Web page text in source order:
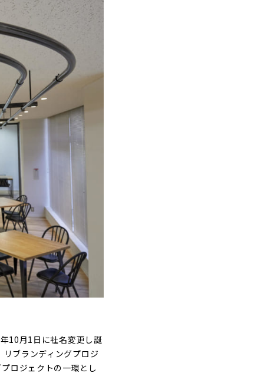
10月1日に社名変更し誕
ブランディングプロジ
ロジェクトの一環とし